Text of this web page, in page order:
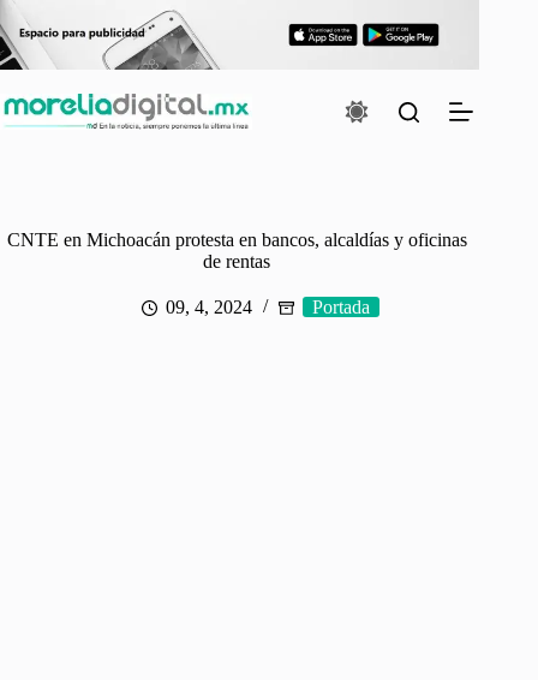
al
contenido
CNTE en Michoacán protesta en bancos, alcaldías y oficinas
de rentas
09, 4, 2024 Portada